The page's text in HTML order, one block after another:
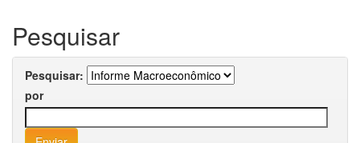
Pesquisar
Pesquisar:
por